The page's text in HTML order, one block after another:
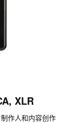
XLR
作人和内容创作